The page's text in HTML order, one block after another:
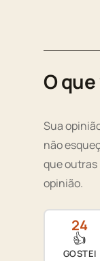
O
Sua
não
que outras
opinião.
24
👍
GOSTEI